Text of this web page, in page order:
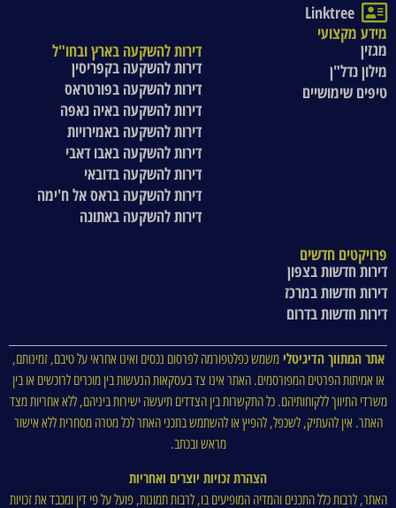
Linktree
מידע מקצועי
מגזין
מילון נדל"ן
טיפים שימושיים
דירות להשקעה בארץ ובחו"ל
דירות להשקעה בקפריסין
דירות להשקעה בפורטראס
דירות להשקעה באיה נאפה
דירות להשקעה באמירויות
דירות להשקעה באבו דאבי
דירות להשקעה בדובאי
דירות להשקעה בראס אל ח'ימה
דירות להשקעה באתונה
פרויקטים חדשים
דירות חדשות בצפון
דירות חדשות במרכז
דירות חדשות בדרום
אתר המתווך הדיגיטלימשמש כפלטפורמה לפרסום נכסים ואינו אחראי על טיבם, זמינותם,
או אמיתות הפרטים המפורסמים. האתר אינו צד בעסקאות הנעשות בין מוכרים לרוכשים או בין
משרדי התיווך ללקוחותיהם. כל התקשרות בין הצדדים תיעשה ישירות ביניהם, ללא אחריות מצד
האתר. אין להעתיק, לשכפל, להפיץ או להשתמש בתכני האתר לכל מטרה מסחרית ללא אישור
מראש ובכתב.
הצהרת זכויות יוצרים ואחריות
האתר, לרבות כלל התכנים והמדיה המופיעים בו, לרבות תמונות, פועל על פי דין ומכבד את זכויות